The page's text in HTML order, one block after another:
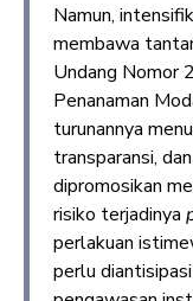
Namun,
membawa
Undang Nomor
Penanaman
turunannya
transparansi,
dipromosikan
risiko terjadinya
perlakuan
perlu